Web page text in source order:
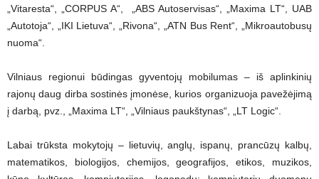
„Vitaresta“, „CORPUS A“, „ABS Autoservisas“, „Maxima LT“, UAB
„Autotoja“, „IKI Lietuva“, „Rivona“, „ATN Bus Rent“, „Mikroautobusų
nuoma“.
Vilniaus regionui būdingas gyventojų mobilumas – iš aplinkinių
rajonų daug dirba sostinės įmonėse, kurios organizuoja pavežėjimą
į darbą, pvz., „Maxima LT“, „Vilniaus paukštynas“, „LT Logic“.
Labai trūksta mokytojų – lietuvių, anglų, ispanų, prancūzų kalbų,
matematikos, biologijos, chemijos, geografijos, etikos, muzikos,